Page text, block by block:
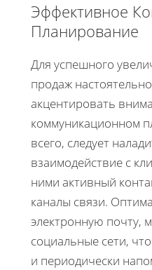
Эффективное
Планирование
Для успешного
продаж
акцентировать
коммуникационном
всего, следует
взаимодействие с
ними активный
каналы связи.
электронную почту,
социальные сети,
и периодически